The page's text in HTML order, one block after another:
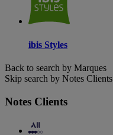
ibis Styles
Back to search by Marques
Skip search by Notes Clients
Notes Clients